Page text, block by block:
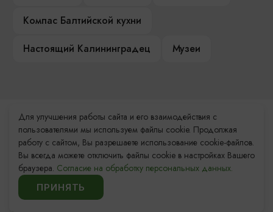
Компас Балтийской кухни
Настоящий Калининградец
Музеи
Контакты Туристского
информационного центра
+7 (4012) 555-200
8 (800) 200-55-39
Для улучшения работы сайта и его взаимодействия с
пользователями мы используем файлы cookie. Продолжая
работу с сайтом, Вы разрешаете использование cookie-файлов.
Вы всегда можете отключить файлы cookie в настройках Вашего
браузера. Согласие на обработку персональных данных.
ПРИНЯТЬ